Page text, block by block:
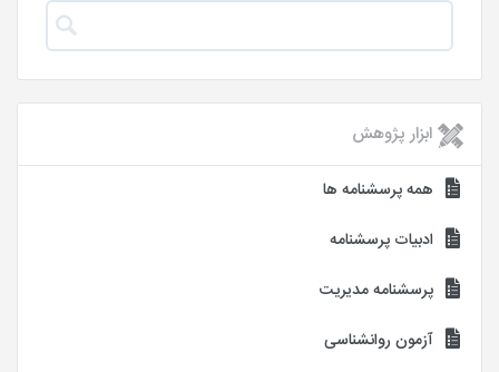
ابزار پژوهش
همه پرسشنامه ها
ادبیات پرسشنامه
پرسشنامه مدیریت
آزمون روانشناسی